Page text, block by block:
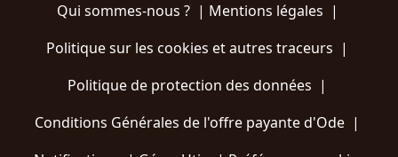
Qui sommes-nous ?| Mentions légales |
Politique sur les cookies et autres traceurs |
Politique de protection des données |
Conditions Générales de l'offre payante d'Ode |